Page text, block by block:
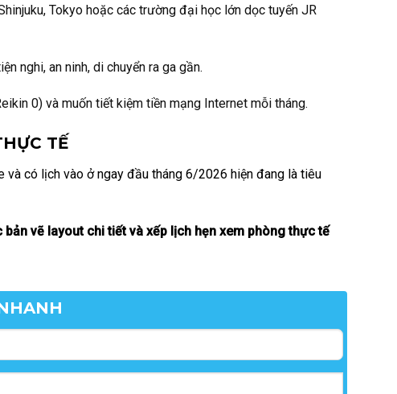
Tokyo hoặc các trường đại học lớn dọc tuyến JR
nghi, an ninh, di chuyển ra ga gần.
0) và muốn tiết kiệm tiền mạng Internet mỗi tháng.
TẾ
có lịch vào ở ngay đầu tháng 6/2026 hiện đang là tiêu
vẽ layout chi tiết và xếp lịch hẹn xem phòng thực tế